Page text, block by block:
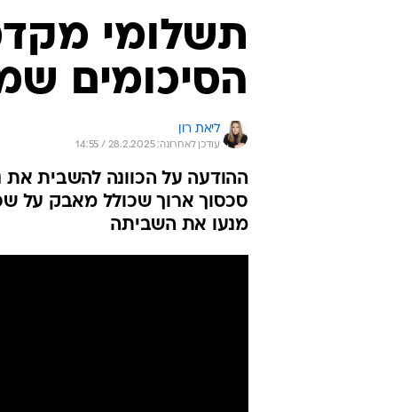
תשלומי
הסיכומים
ליאת רון
עודכן לאחרונה: 28.2.2025 / 14:55
ההודעה על הכוונה להשבית
סכסוך ארוך שכולל מאבק על
מנעו את השביתה